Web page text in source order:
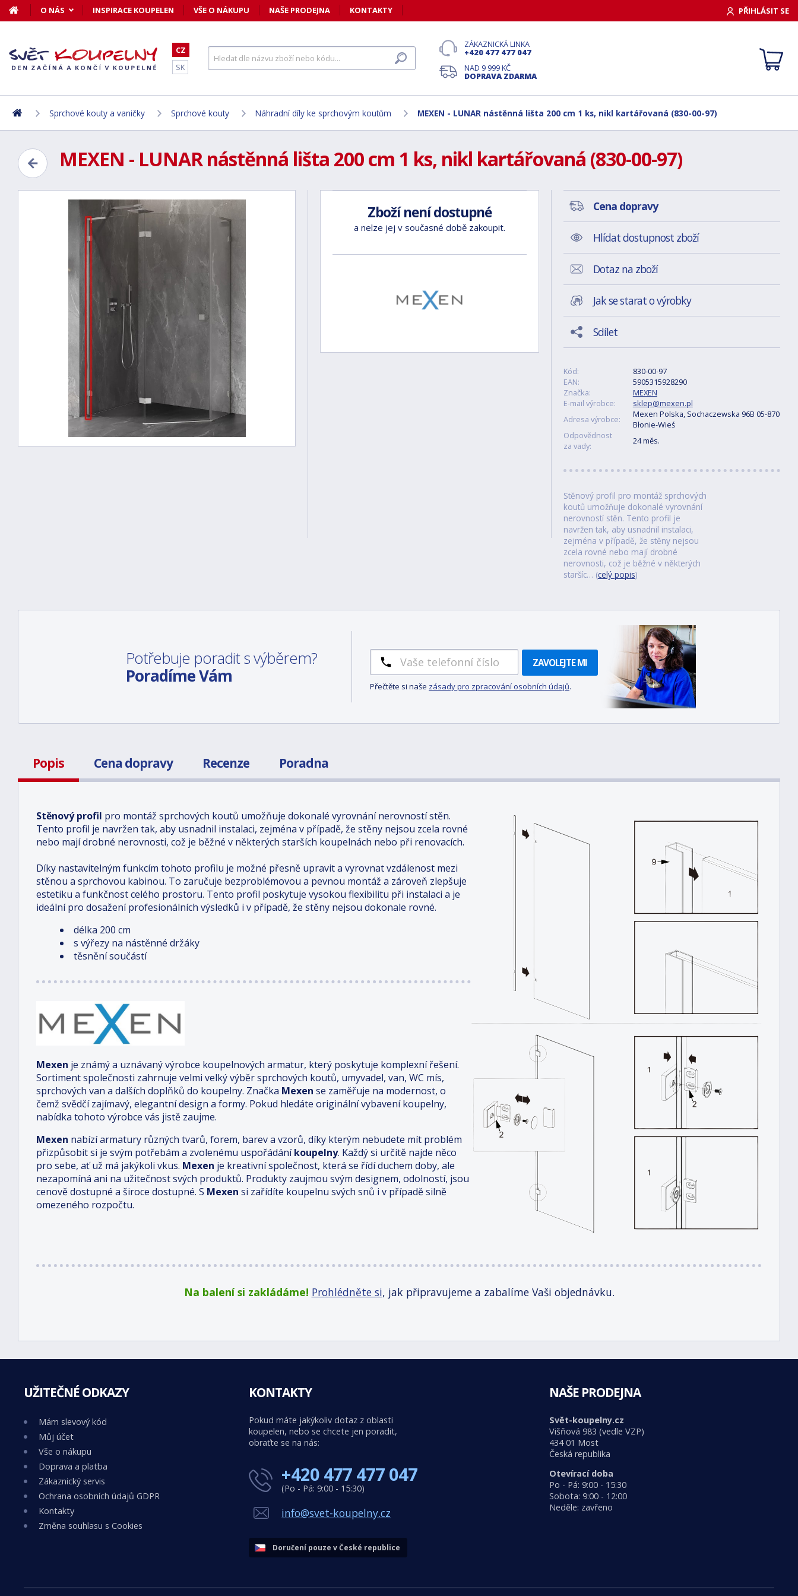
O NÁS INSPIRACE KOUPELEN VŠE O NÁKUPU NAŠE PRODEJNA KONTAKTY PŘIHLÁSIT SE
CZ
SK
ZÁKAZNICKÁ LINKA
+420 477 477 047
NAD 9 999 KČ
DOPRAVA ZDARMA
Sprchové kouty a vaničky Sprchové kouty Náhradní díly ke sprchovým koutům MEXEN - LUNAR nástěnná lišta 200 cm 1 ks, nikl kartářovaná (830-00-97)
MEXEN - LUNAR nástěnná lišta 200 cm 1 ks, nikl kartářovaná (830-00-97)
Zboží není dostupné
a nelze jej v současné době zakoupit.
Cena dopravy
Hlídat dostupnost zboží
Dotaz na zboží
Jak se starat o výrobky
Sdílet
Kód:
830-00-97
EAN:
5905315928290
Značka:
MEXEN
E-mail výrobce:
sklep@mexen.pl
Adresa výrobce:
Mexen Polska, Sochaczewska 96B 05-870
Błonie-Wieś
Odpovědnost
za vady:
24 měs.
Stěnový profil pro montáž sprchových
koutů umožňuje dokonalé vyrovnání
nerovností stěn. Tento profil je
navržen tak, aby usnadnil instalaci,
zejména v případě, že stěny nejsou
zcela rovné nebo mají drobné
nerovnosti, což je běžné v některých
staršíc… (celý popis)
Potřebuje poradit s výběrem?
Poradíme Vám
ZAVOLEJTE MI
Přečtěte si naše zásady pro zpracování osobních údajů.
Popis Cena dopravy Recenze Poradna
Stěnový profil pro montáž sprchových koutů umožňuje dokonalé vyrovnání nerovností stěn.
Tento profil je navržen tak, aby usnadnil instalaci, zejména v případě, že stěny nejsou zcela rovné
nebo mají drobné nerovnosti, což je běžné v některých starších koupelnách nebo při renovacích.
Díky nastavitelným funkcím tohoto profilu je možné přesně upravit a vyrovnat vzdálenost mezi
stěnou a sprchovou kabinou. To zaručuje bezproblémovou a pevnou montáž a zároveň zlepšuje
estetiku a funkčnost celého prostoru. Tento profil poskytuje vysokou flexibilitu při instalaci a je
ideální pro dosažení profesionálních výsledků i v případě, že stěny nejsou dokonale rovné.
délka 200 cm
s výřezy na nástěnné držáky
těsnění součástí
Mexen je známý a uznávaný výrobce koupelnových armatur, který poskytuje komplexní řešení.
Sortiment společnosti zahrnuje velmi velký výběr sprchových koutů, umyvadel, van, WC mís,
sprchových van a dalších doplňků do koupelny. Značka Mexen se zaměřuje na modernost, o
čemž svědčí zajímavý, elegantní design a formy. Pokud hledáte originální vybavení koupelny,
nabídka tohoto výrobce vás jistě zaujme.
Mexen nabízí armatury různých tvarů, forem, barev a vzorů, díky kterým nebudete mít problém
přizpůsobit si je svým potřebám a zvolenému uspořádání koupelny. Každý si určitě najde něco
pro sebe, ať už má jakýkoli vkus. Mexen je kreativní společnost, která se řídí duchem doby, ale
nezapomíná ani na užitečnost svých produktů. Produkty zaujmou svým designem, odolností, jsou
cenově dostupné a široce dostupné. S Mexen si zařídíte koupelnu svých snů i v případě silně
omezeného rozpočtu.
Na balení si zakládáme! Prohlédněte si, jak připravujeme a zabalíme Vaši objednávku.
UŽITEČNÉ ODKAZY
Mám slevový kód
Můj účet
Vše o nákupu
Doprava a platba
Zákaznický servis
Ochrana osobních údajů GDPR
Kontakty
Změna souhlasu s Cookies
KONTAKTY
Pokud máte jakýkoliv dotaz z oblasti
koupelen, nebo se chcete jen poradit,
obraťte se na nás:
+420 477 477 047
(Po - Pá: 9:00 - 15:30)
info@svet-koupelny.cz
Doručení pouze v České republice
NAŠE PRODEJNA
Svět-koupelny.cz
Višňová 983 (vedle VZP)
434 01 Most
Česká republika
Otevírací doba
Po - Pá: 9:00 - 15:30
Sobota: 9:00 - 12:00
Neděle: zavřeno